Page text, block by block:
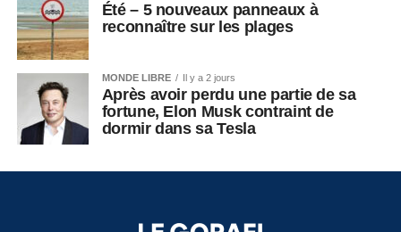
Été – 5 nouveaux panneaux à
reconnaître sur les plages
MONDE LIBRE Il y a 2 jours
Après avoir perdu une partie de sa
fortune, Elon Musk contraint de
dormir dans sa Tesla